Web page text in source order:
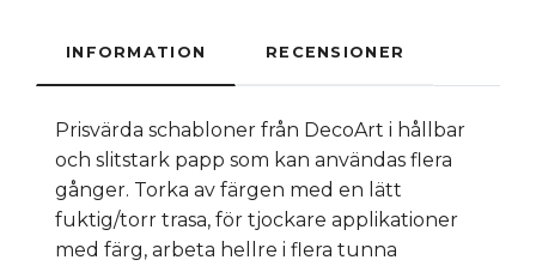
INFORMATION RECENSIONER
Prisvärda schabloner från DecoArt i hållbar
och slitstark papp som kan användas flera
gånger. Torka av färgen med en lätt
fuktig/torr trasa, för tjockare applikationer
med färg, arbeta hellre i flera tunna